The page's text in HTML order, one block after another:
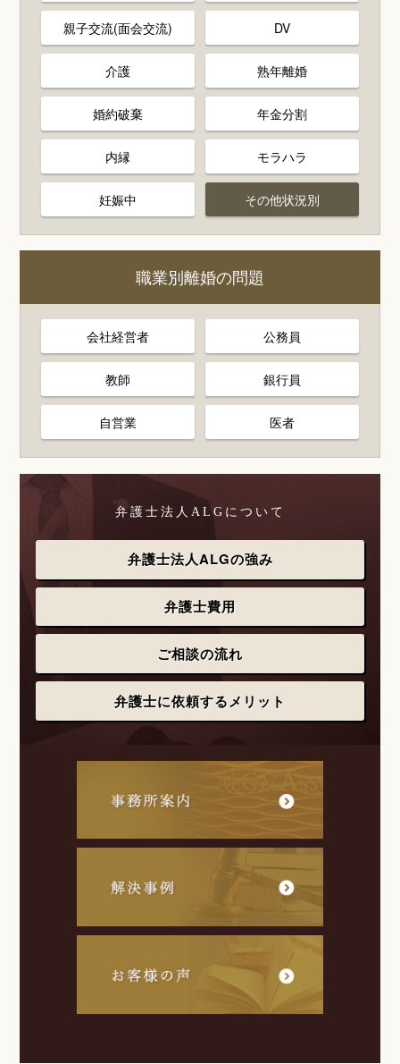
親子交流(面会交流) DV
介護 熟年離婚
婚約破棄 年金分割
内縁 モラハラ
妊娠中 その他状況別
職業別離婚の問題
会社経営者 公務員
教師 銀行員
自営業 医者
弁護士法人ALGについて
弁護士法人ALGの強み
弁護士費用
ご相談の流れ
弁護士に依頼するメリット